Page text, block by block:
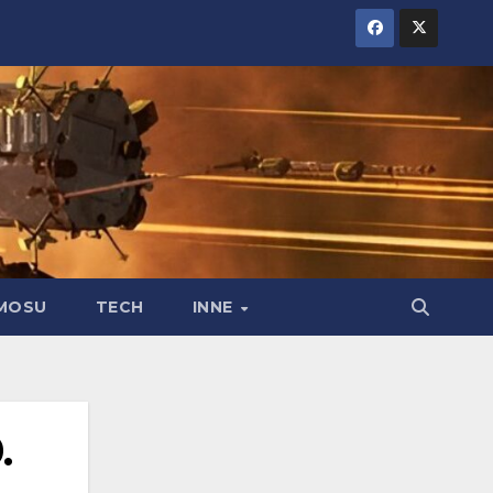
TECH INNE